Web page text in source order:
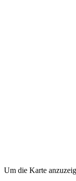
Um die Karte